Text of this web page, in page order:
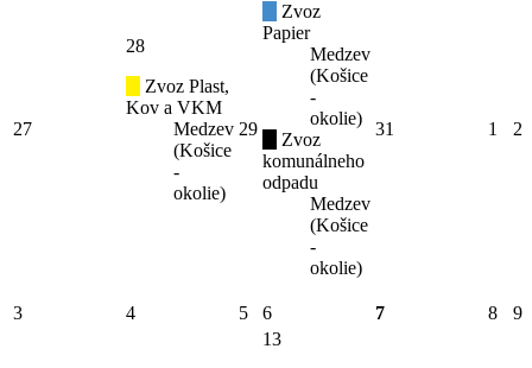
27
28
Zvoz Plast,
Kov a VKM
Medzev
(Košice
-
okolie)
29
Zvoz
Papier
Medzev
(Košice
-
okolie)
Zvoz
komunálneho
odpadu
Medzev
(Košice
-
okolie)
31 1 2
3 4 5 6 7 8 9
13